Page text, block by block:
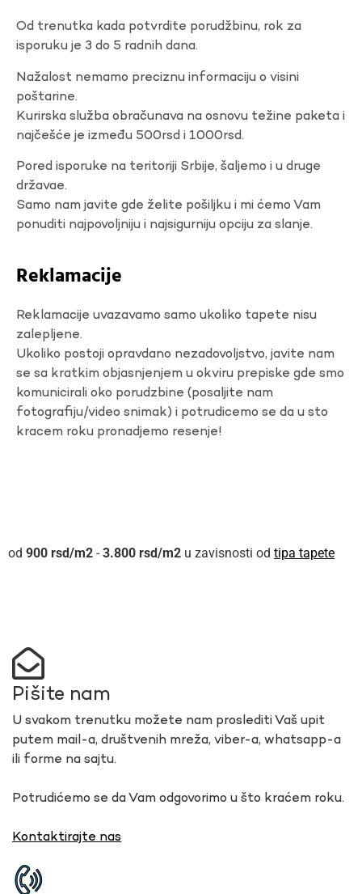
Od trenutka kada potvrdite porudžbinu, rok za
isporuku je 3 do 5 radnih dana.
Nažalost nemamo preciznu informaciju o visini
poštarine.
Kurirska služba obračunava na osnovu težine paketa i
najčešće je između 500rsd i 1000rsd.
Pored isporuke na teritoriji Srbije, šaljemo i u druge
državae.
Samo nam javite gde želite pošiljku i mi ćemo Vam
ponuditi najpovoljniju i najsigurniju opciju za slanje.
Reklamacije
Reklamacije uvazavamo samo ukoliko tapete nisu
zalepljene.
Ukoliko postoji opravdano nezadovoljstvo, javite nam
se sa kratkim objasnjenjem u okviru prepiske gde smo
komunicirali oko porudzbine (posaljite nam
fotografiju/video snimak) i potrudicemo se da u sto
kracem roku pronadjemo resenje!
900 rsd - 3.800 rsd u zavisnosti od tipa tapete
Pišite nam
U svakom trenutku možete nam proslediti Vaš upit
putem mail-a, društvenih mreža, viber-a, whatsapp-a
ili forme na sajtu.
Potrudićemo se da Vam odgovorimo u što kraćem roku.
Kontaktirajte nas